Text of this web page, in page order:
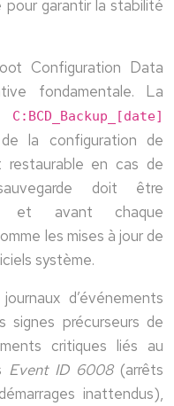
pour garantir la stabilité
Configuration Data
fondamentale. La
la configuration de
restaurable en cas de
doit être
et avant chaque
les mises à jour de
système.
d’événements
signes précurseurs de
critiques liés au
Event ID 6008(arrêts
inattendus),